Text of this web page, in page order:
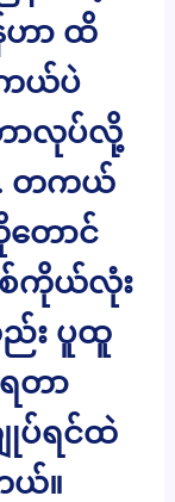
ဟာ ထိ
ကယ်ပဲ
ာလုပ်လို့
တကယ်
တောင်
တစ်ကိုယ်လုံး
း ပူထူ
တာ
ပ်ရင်ထဲ
ယ်။